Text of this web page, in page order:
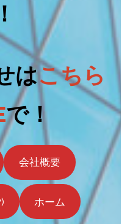
はこちら
で！
会社概要
ホーム